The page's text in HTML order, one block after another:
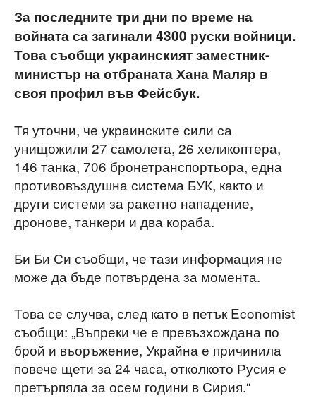
За последните три дни по време на
войната са загинали 4300 руски войници.
Това съобщи украинският заместник-
министър на отбраната Хана Маляр в
своя профил във Фейсбук.
Тя уточни, че украинските сили са
унищожили 27 самолета, 26 хеликоптера,
146 танка, 706 бронетранспортьора, една
противовъздушна система БУК, както и
други системи за ракетно нападение,
дронове, танкери и два кораба.
Би Би Си съобщи, че тази информация не
може да бъде потвърдена за момента.
Това се случва, след като в петък Economist
съобщи: „Въпреки че е превъзхождана по
брой и въоръжение, Украйна е причинила
повече щети за 24 часа, отколкото Русия е
претърпяла за осем години в Сирия.“